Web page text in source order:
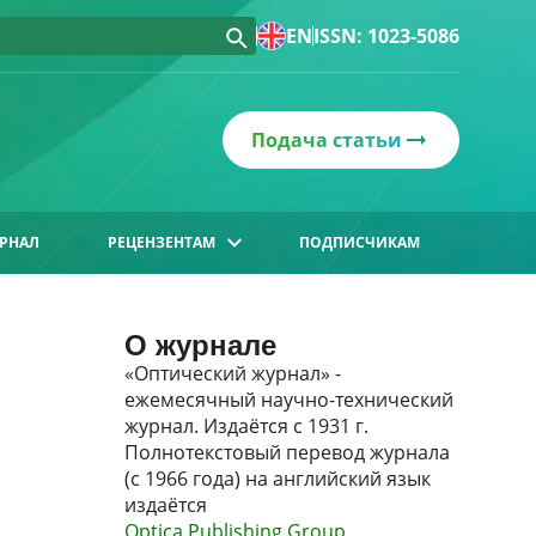
ENISSN: 1023-5086
Подача статьи
РЕЦЕНЗЕНТАМ ПОДПИСЧИКАМ
О журнале
«Оптический журнал» -
ежемесячный научно-технический
журнал. Издаётся с 1931 г.
Полнотекстовый перевод журнала
(с 1966 года) на английский язык
издаётся